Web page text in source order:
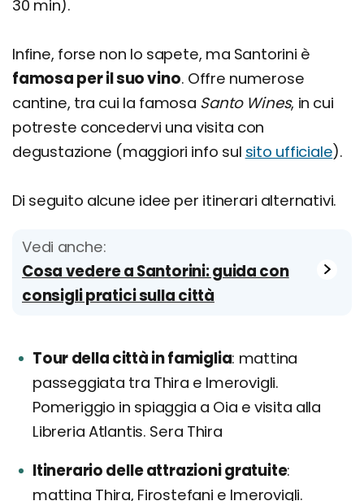
30 min).
Infine, forse non lo sapete, ma Santorini è
famosa per il suo vino. Offre numerose
cantine, tra cui la famosa Santo Wines, in cui
potreste concedervi una visita con
degustazione (maggiori info sul sito ufficiale).
Di seguito alcune idee per itinerari alternativi.
Vedi anche:
Cosa vedere a Santorini: guida con
consigli pratici sulla città
Tour della città in famiglia mattina
passeggiata tra Thira e Imerovigli.
Pomeriggio in spiaggia a Oia e visita alla
Libreria Atlantis. Sera Thira
Itinerario delle attrazioni gratuite
mattina Thira, Firostefani e Imerovigli.